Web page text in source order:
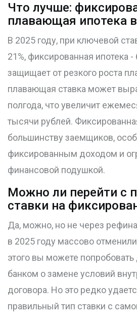
Что лучше:
плавающая ипотека
В 2025 году, при ключевой
21%, фиксированная ипотека
защищает от резкого роста
плавающая ставка может
полгода, что увеличит
тысячи рублей.
большинству заемщиков,
фиксированным доходом и
финансовой подушкой.
Можно ли перейти с
ставки на
Да, можно, но не через
в 2025 году массово
этого вы можете попробовать
банком о замене условий
договора. Но это редко
правильный тип ставки с